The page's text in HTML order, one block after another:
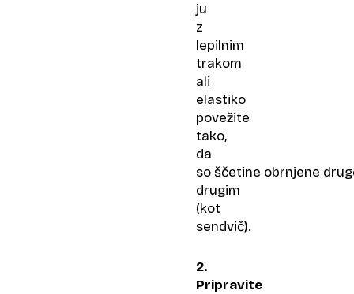
ju
z
lepilnim
trakom
ali
elastiko
povežite
tako,
da
so ščetine obrnjene
drugim
(kot
sendvič).
2.
Pripravite